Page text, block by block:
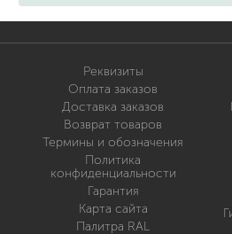
Реквизиты
Оплата заказов
Доставка заказов
Возврат товаров
Термины и обозначения
Политика
конфиденциальности
Гарантия
Карта сайта
Палитра RAL